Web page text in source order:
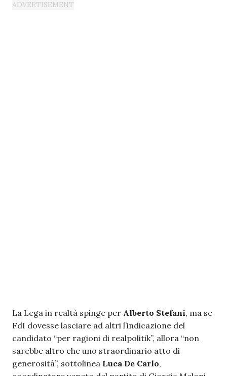
La Lega in realtà spinge per Alberto Stefani, ma se
FdI dovesse lasciare ad altri l’indicazione del
candidato “per ragioni di realpolitik”, allora “non
sarebbe altro che uno straordinario atto di
generosità”, sottolinea Luca De Carlo,